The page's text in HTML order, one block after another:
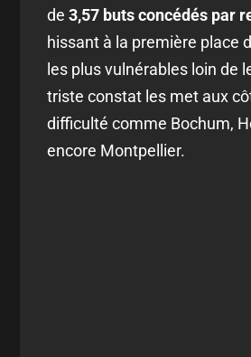
de3,57 buts concédés par
hissant à la première place
les plus vulnérables loin de
triste constat les met aux
difficulté comme Bochum,
encore Montpellier.